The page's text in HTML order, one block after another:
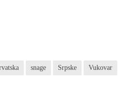
snage Srpske Vukovar